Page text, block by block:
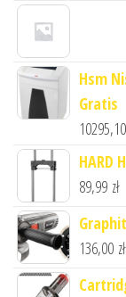
Hsm
Gratis
10295,10
HARD
89,99 zł
136,00 zł